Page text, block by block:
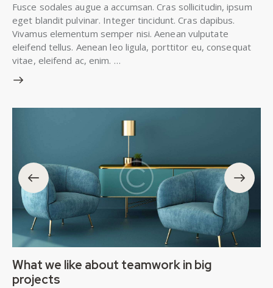
Fusce sodales augue a accumsan. Cras sollicitudin, ipsum
eget blandit pulvinar. Integer tincidunt. Cras dapibus.
Vivamus elementum semper nisi. Aenean vulputate
eleifend tellus. Aenean leo ligula, porttitor eu, consequat
vitae, eleifend ac, enim. …
What we like about teamwork in big
projects